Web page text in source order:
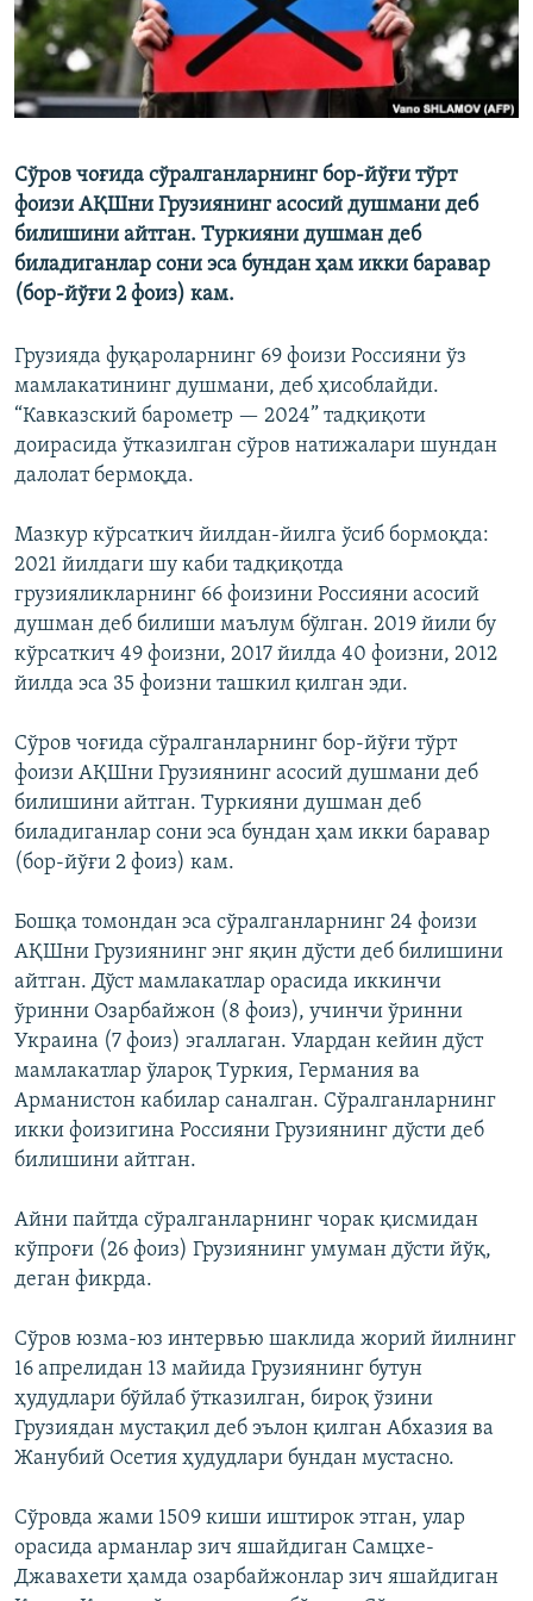
Сўров чоғида сўралганларнинг бор-йўғи тўрт
фоизи АҚШни Грузиянинг асосий душмани деб
билишини айтган. Туркияни душман деб
биладиганлар сони эса бундан ҳам икки баравар
(бор-йўғи 2 фоиз) кам.
Грузияда фуқароларнинг 69 фоизи Россияни ўз
мамлакатининг душмани, деб ҳисоблайди.
“Кавказский барометр — 2024” тадқиқоти
доирасида ўтказилган сўров натижалари шундан
далолат бермоқда.
Мазкур кўрсаткич йилдан-йилга ўсиб бормоқда:
2021 йилдаги шу каби тадқиқотда
грузияликларнинг 66 фоизини Россияни асосий
душман деб билиши маълум бўлган. 2019 йили бу
кўрсаткич 49 фоизни, 2017 йилда 40 фоизни, 2012
йилда эса 35 фоизни ташкил қилган эди.
Сўров чоғида сўралганларнинг бор-йўғи тўрт
фоизи АҚШни Грузиянинг асосий душмани деб
билишини айтган. Туркияни душман деб
биладиганлар сони эса бундан ҳам икки баравар
(бор-йўғи 2 фоиз) кам.
Бошқа томондан эса сўралганларнинг 24 фоизи
АҚШни Грузиянинг энг яқин дўсти деб билишини
айтган. Дўст мамлакатлар орасида иккинчи
ўринни Озарбайжон (8 фоиз), учинчи ўринни
Украина (7 фоиз) эгаллаган. Улардан кейин дўст
мамлакатлар ўлароқ Туркия, Германия ва
Арманистон кабилар саналган. Сўралганларнинг
икки фоизигина Россияни Грузиянинг дўсти деб
билишини айтган.
Айни пайтда сўралганларнинг чорак қисмидан
кўпроғи (26 фоиз) Грузиянинг умуман дўсти йўқ,
деган фикрда.
Сўров юзма-юз интервью шаклида жорий йилнинг
16 апрелидан 13 майида Грузиянинг бутун
ҳудудлари бўйлаб ўтказилган, бироқ ўзини
Грузиядан мустақил деб эълон қилган Абхазия ва
Жанубий Осетия ҳудудлари бундан мустасно.
Сўровда жами 1509 киши иштирок этган, улар
орасида арманлар зич яшайдиган Самцхе-
Джавахети ҳамда озарбайжонлар зич яшайдиган